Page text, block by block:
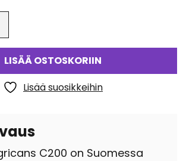
LISÄÄ OSTOSKORIIN
Lisää suosikkeihin
C200 on Suomessa